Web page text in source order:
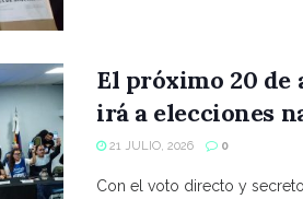
El próximo 20 de
irá a elecciones
21 JULIO, 2026 0
Con el voto directo y